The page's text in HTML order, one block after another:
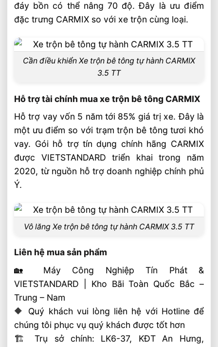
đáy bồn có thể nâng 70 độ. Đây là ưu điểm
đặc trưng CARMIX so với xe trộn cùng loại.
Cần điều khiển Xe trộn bê tông tự hành CARMIX
3.5 TT
Hỗ trợ tài chính mua xe trộn bê tông CARMIX
Hỗ trợ vay vốn 5 năm tới 85% giá trị xe. Đây là
một ưu điểm so với trạm trộn bê tông tươi khó
vay. Gói hỗ trợ tín dụng chính hãng CARMIX
được VIETSTANDARD triển khai trong năm
2020, từ nguồn hỗ trợ doanh nghiệp chính phủ
Ý.
Vô lăng Xe trộn bê tông tự hành CARMIX 3.5 TT
Liên hệ mua sản phẩm
🏡 Máy Công Nghiệp Tín Phát &
VIETSTANDARD | Kho Bãi Toàn Quốc Bắc –
Trung – Nam
🔶 Quý khách vui lòng liên hệ với Hotline để
chúng tôi phục vụ quý khách được tốt hơn
🏗 Trụ sở chính: LK6-37, KĐT An Hưng,